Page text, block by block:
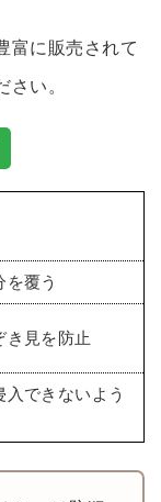
富に販売されて
い。
を覆う
き見を防止
できないよう